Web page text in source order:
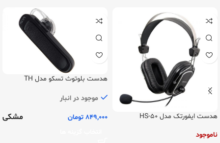
هدست ایفورتک مدل HS-50
ناموجود
هدست بلوتوث تسکو مدل TH
موجود در انبار
849,000 تومان مشکی